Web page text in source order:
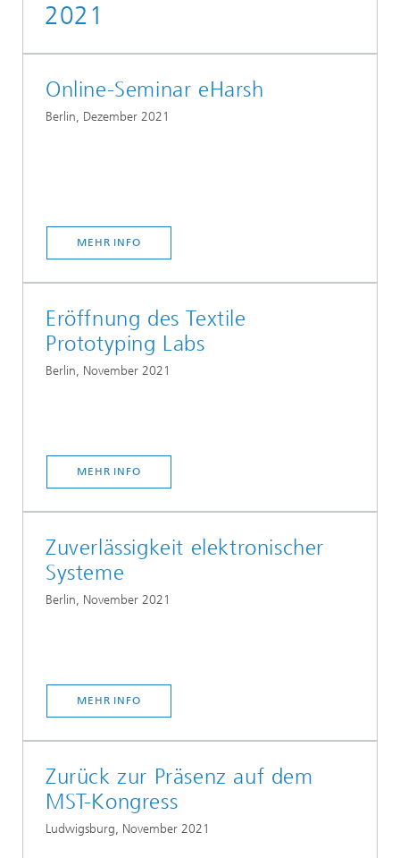
2021
Online-Seminar eHarsh
Berlin, Dezember 2021
MEHR INFO
Eröffnung des Textile
Prototyping Labs
Berlin, November 2021
MEHR INFO
Zuverlässigkeit elektronischer
Systeme
Berlin, November 2021
MEHR INFO
Zurück zur Präsenz auf dem
MST-Kongress
Ludwigsburg, November 2021